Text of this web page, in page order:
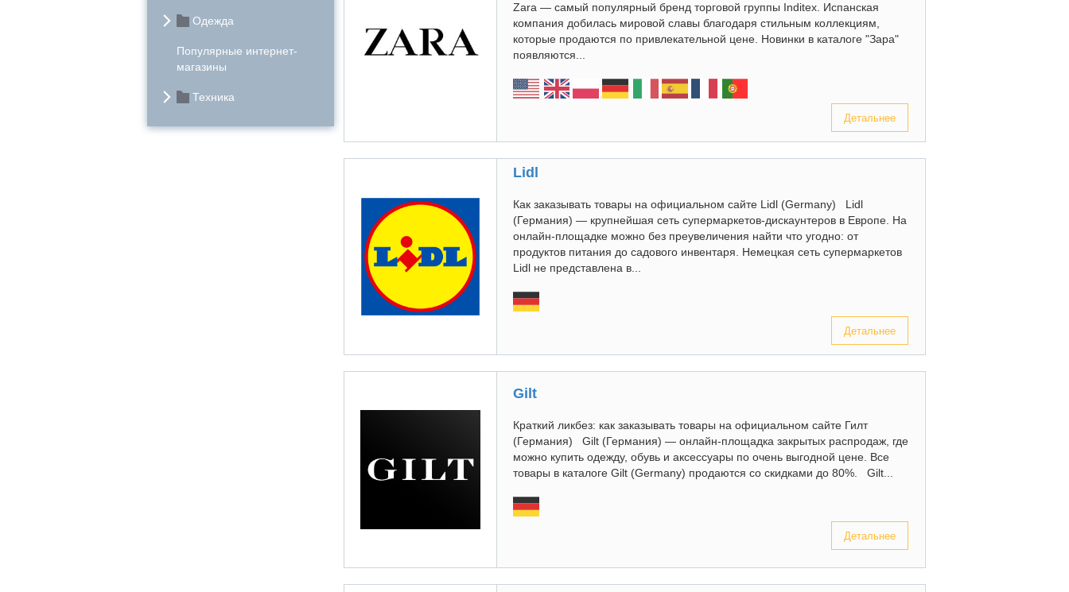
Одежда
Популярные интернет-
магазины
Техника
Zara — самый популярный бренд торговой группы Inditex. Испанская
компания добилась мировой славы благодаря стильным коллекциям,
которые продаются по привлекательной цене. Новинки в каталоге "Зара"
появляются...
Детальнее
Lidl
Как заказывать товары на официальном сайте Lidl (Germany) Lidl
(Германия) — крупнейшая сеть супермаркетов-дискаунтеров в Европе. На
онлайн-площадке можно без преувеличения найти что угодно: от
продуктов питания до садового инвентаря. Немецкая сеть супермаркетов
Lidl не представлена в...
Детальнее
Gilt
Краткий ликбез: как заказывать товары на официальном сайте Гилт
(Германия) Gilt (Германия) — онлайн-площадка закрытых распродаж, где
можно купить одежду, обувь и аксессуары по очень выгодной цене. Все
товары в каталоге Gilt (Germany) продаются со скидками до 80%. Gilt...
Детальнее